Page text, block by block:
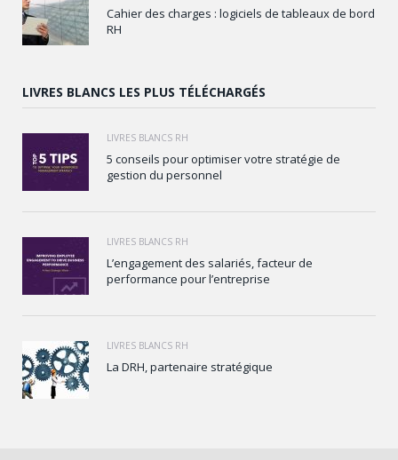
Cahier des charges : logiciels de tableaux de bord
RH
LIVRES BLANCS LES PLUS TÉLÉCHARGÉS
LIVRES BLANCS RH
5 conseils pour optimiser votre stratégie de
gestion du personnel
LIVRES BLANCS RH
L’engagement des salariés, facteur de
performance pour l’entreprise
LIVRES BLANCS RH
La DRH, partenaire stratégique